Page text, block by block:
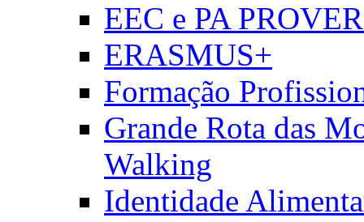
EEC e PA
ERASMUS+
Formação
Grande Rota das
Walking
Identidade